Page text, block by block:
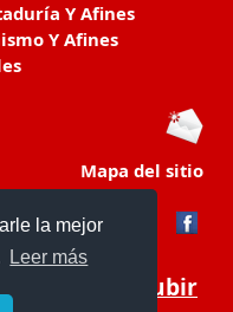
la mejor
Leer más
Y Afines
Y Afines
Mapa del sitio
Subir